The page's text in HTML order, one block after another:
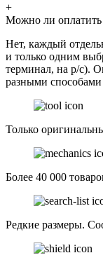
+
Можно ли оплатить
Нет, каждый
и только одним
терминал, на р/с).
разными
Только
Более 40 000
Редкие размеры.